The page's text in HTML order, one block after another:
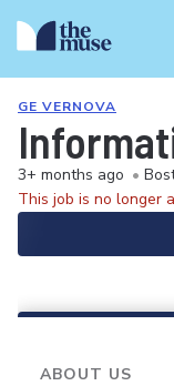
GE VERNOVA
3+ months ago •
This job is no longer
ABOUT US